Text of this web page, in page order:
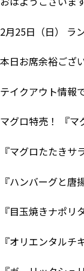
2月25日（日） ラ
本日お席余裕ござ
テイクアウト情報
マグロ特売！ 『マ
『マグロたたきサ
『ハンバーグと唐
『目玉焼きナポリ
『オリエンタル